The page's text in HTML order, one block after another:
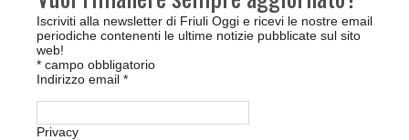
Iscriviti alla newsletter di Friuli Oggi e ricevi le nostre email
periodiche contenenti le ultime notizie pubblicate sul sito
web!
* campo obbligatorio
Indirizzo email *
Privacy